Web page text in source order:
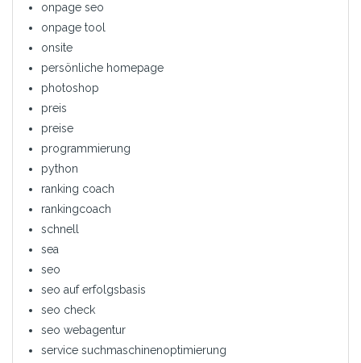
onpage seo
onpage tool
onsite
persönliche homepage
photoshop
preis
preise
programmierung
python
ranking coach
rankingcoach
schnell
sea
seo
seo auf erfolgsbasis
seo check
seo webagentur
service suchmaschinenoptimierung